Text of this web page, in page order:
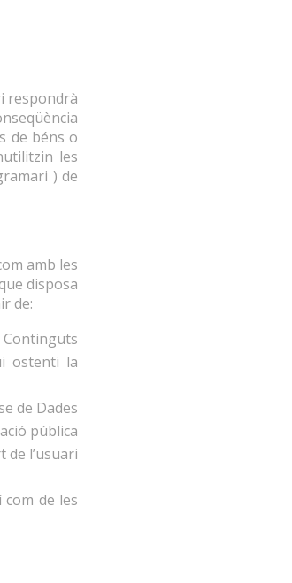
respondrà
de béns o
les
) de
amb les
disposa
de:
ostenti la
de Dades
pública
l’usuari
de les